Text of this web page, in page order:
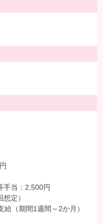
手当：2,500円
定）
（期間1週間～2か月）